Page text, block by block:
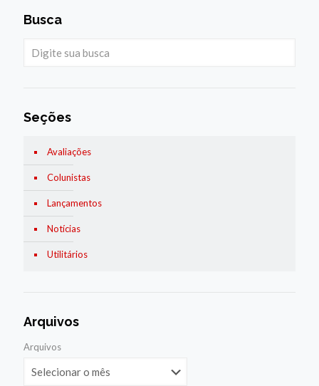
Busca
Seções
Avaliações
Colunistas
Lançamentos
Notícias
Utilitários
Arquivos
Arquivos